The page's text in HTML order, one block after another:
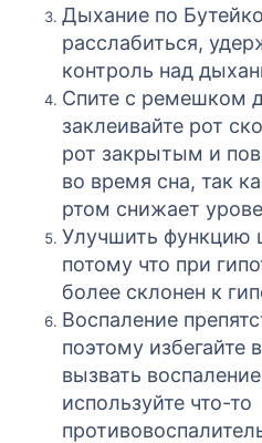
Дыхание по
расслабиться,
контроль над
Спите с ремешком
заклеивайте рот
рот закрытым и
во время сна, так
ртом снижает
Улучшить функцию
потому что при
более склонен к
Воспаление
поэтому избегайте
вызвать
используйте что-то